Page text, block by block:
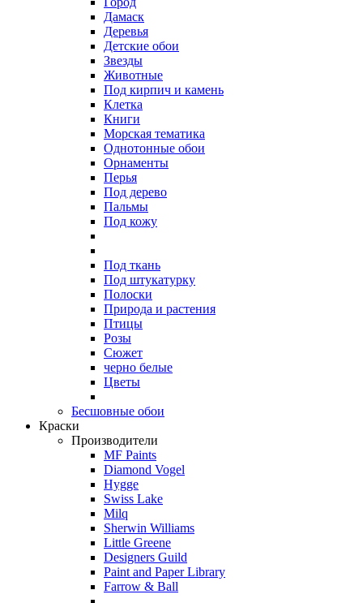
Дамаск
Деревья
Детские обои
Звезды
Животные
Под кирпич и камень
Клетка
Книги
Морская тематика
Однотонные обои
Орнаменты
Перья
Под дерево
Пальмы
Под кожу
Под ткань
Под штукатурку
Полоски
Природа и растения
Птицы
Розы
Сюжет
черно белые
Цветы
Бесшовные обои
Краски
Производители
MF Paints
Diamond Vogel
Hygge
Swiss Lake
Milq
Sherwin Williams
Little Greene
Designers Guild
Paint and Paper Library
Farrow & Ball